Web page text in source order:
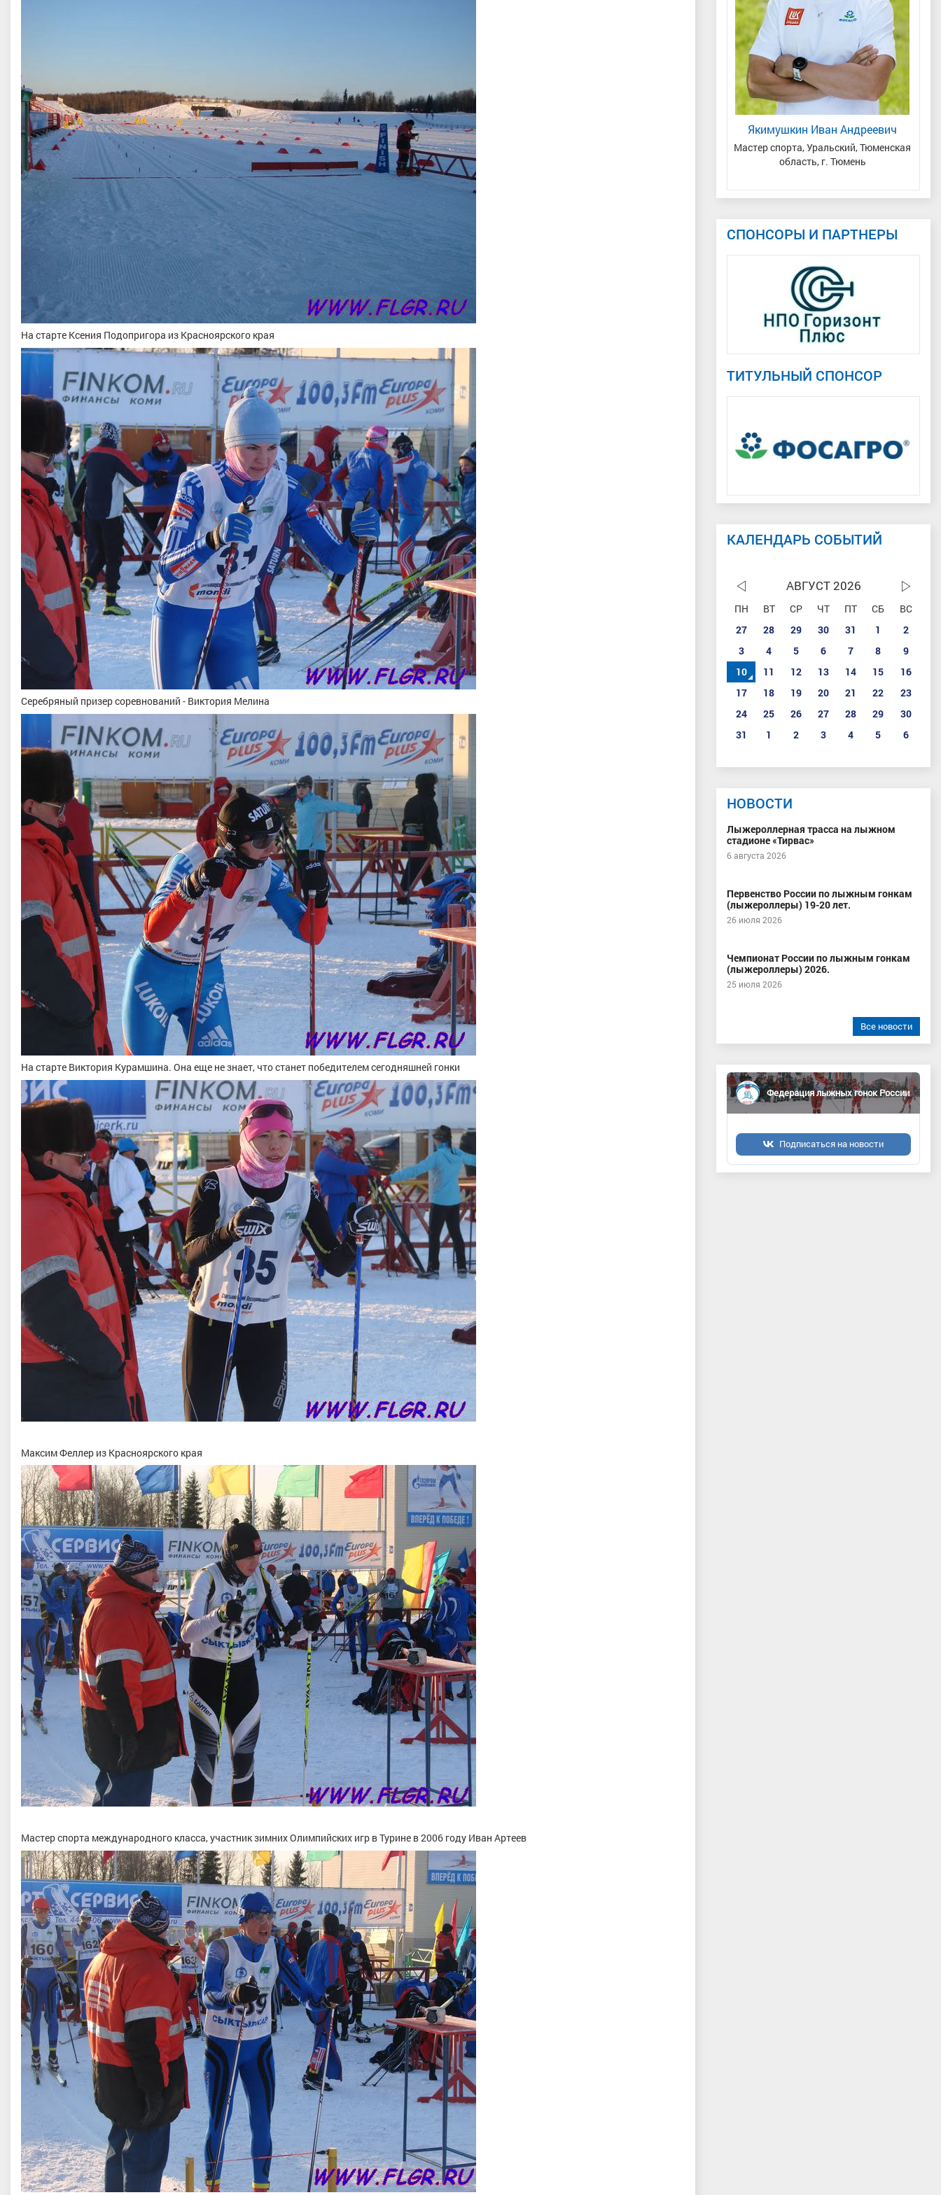
На старте Ксения Подопригора из Красноярского края
Серебряный призер соревнований - Виктория Мелина
На старте Виктория Курамшина. Она еще не знает, что станет победителем сегодняшней гонки
Максим Феллер из Красноярского края
Мастер спорта международного класса, участник зимних Олимпийских игр в Турине в 2006 году Иван Артеев
Дмитрий Александрович
Хабаровский край
Гончарова Карина Анатольевна
Мастер спорта, Тюменская область
Карпасюк Данила Алексеевич
Мастер спорта, Челябинская область,
Красноярский край
Якимушкин Иван Андреевич
Мастер спорта, Уральский, Тюменская
область, г. Тюмень
СПОНСОРЫ И ПАРТНЕРЫ
ТИТУЛЬНЫЙ СПОНСОР
КАЛЕНДАРЬ СОБЫТИЙ
АВГУСТ 2026
ПН ВТ СР ЧТ ПТ СБ
ВС
27
28 29 30 31 1
2
3
4 5 6 7 8
9
10
11 12 13 14 15
16
17
18 19 20 21 22
23
24
25 26 27 28 29
30
31
1 2 3 4 5 6
НОВОСТИ
Лыжероллерная трасса на лыжном
стадионе «Тирвас»
6 августа 2026
Первенство России по лыжным гонкам
(лыжероллеры) 19-20 лет.
26 июля 2026
Чемпионат России по лыжным гонкам
(лыжероллеры) 2026.
25 июля 2026
Все новости
Федерация лыжных гонок России
Подписаться на новости